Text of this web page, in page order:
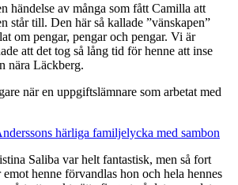
händelse av många som fått Camilla att
står till. Den här så kallade ”vänskapen”
om pengar, pengar och pengar. Vi är
att det tog så lång tid för henne att inse
nära Läckberg.
när en uppgiftslämnare som arbetat med
härliga familjelycka med sambon
Saliba var helt fantastisk, men så fort
henne förvandlas hon och hela hennes